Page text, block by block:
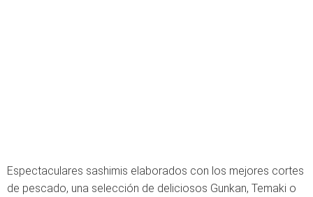
Espectaculares sashimis elaborados con los mejores cortes
de pescado, una selección de deliciosos Gunkan, Temaki o